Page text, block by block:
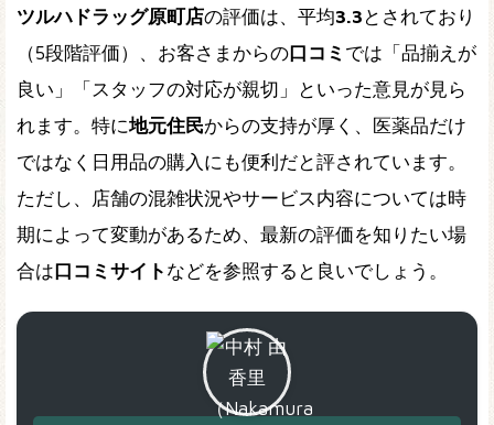
ツルハドラッグ原町店の評価は、平均3.3 とされており
（5段階評価）、お客さまからの口コミ では「品揃えが
良い」「スタッフの対応が親切」といった意見が見ら
れます。特に地元住民からの支持が厚く、医薬品だけ
ではなく日用品の購入にも便利だと評されています。
ただし、店舗の混雑状況やサービス内容については時
期によって変動があるため、最新の評価を知りたい場
合は口コミサイト などを参照すると良いでしょう。